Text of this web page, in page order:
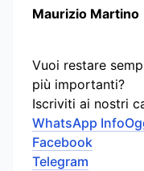
Maurizio Martino
Vuoi restare
più importanti?
Iscriviti ai nostri
WhatsApp
Facebook
Telegram